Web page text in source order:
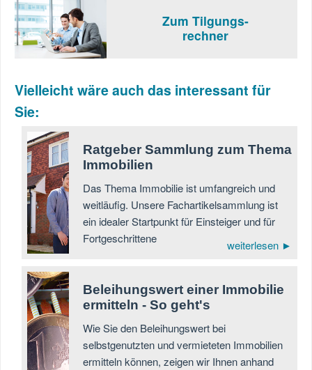
Zum Tilgungs-
rechner
Vielleicht wäre auch das interessant für
Sie:
Ratgeber Sammlung zum Thema
Immobilien
Das Thema Immobilie ist umfangreich und
weitläufig. Unsere Fachartikelsammlung ist
ein idealer Startpunkt für Einsteiger und für
Fortgeschrittene
weiterlesen ►
Beleihungswert einer Immobilie
ermitteln - So geht's
Wie Sie den Beleihungswert bei
selbstgenutzten und vermieteten Immobilien
ermitteln können, zeigen wir Ihnen anhand